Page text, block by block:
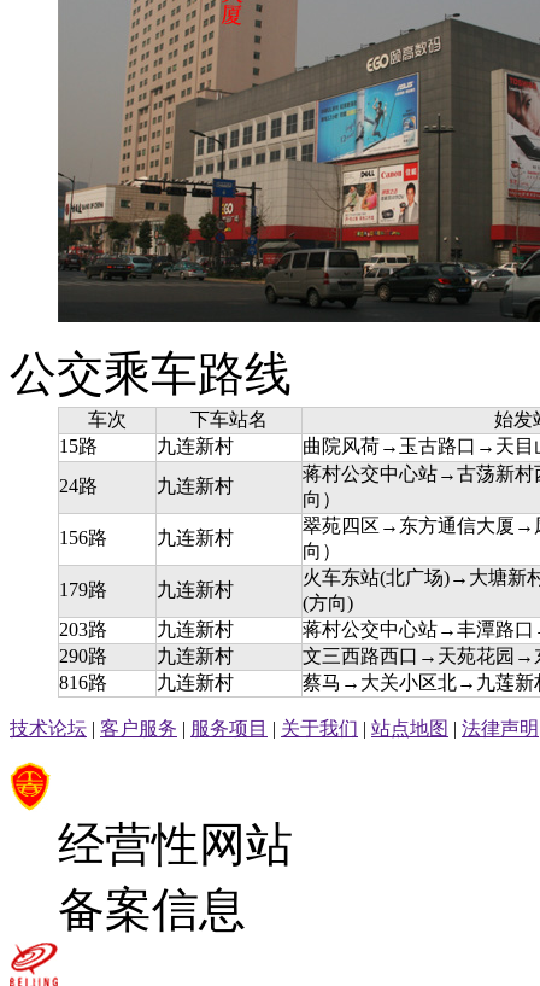
公交乘车路线
车次 下车站名
始发
15路
九连新村
曲院风荷→玉古路口→天目
24路
九连新村
蒋村公交中心站→古荡新
向）
156路
九连新村
翠苑四区→东方通信大厦→
向）
179路
九连新村
火车东站(北广场)→大塘新
(方向)
203路
九连新村
蒋村公交中心站→丰潭路
290路
九连新村
文三西路西口→天苑花园→
816路
九连新村 蔡马→大关小区北→九莲新
技术论坛 | 客户服务 | 服务项目 | 关于我们 | 站点地图 | 法律声明
经营性网站
备案信息